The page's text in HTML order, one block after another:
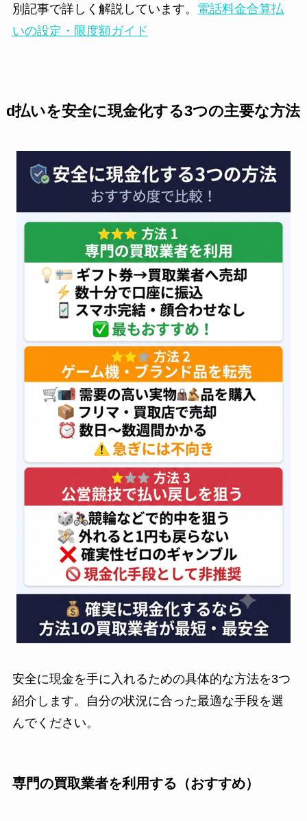
別記事で詳しく解説しています。 電話料金合算払
いの設定・限度額ガイド
d払いを安全に現金化する3つの主要な方法
安全に現金を手に入れるための具体的な方法を3つ
紹介します。自分の状況に合った最適な手段を選
んでください。
専門の買取業者を利用する（おすすめ）